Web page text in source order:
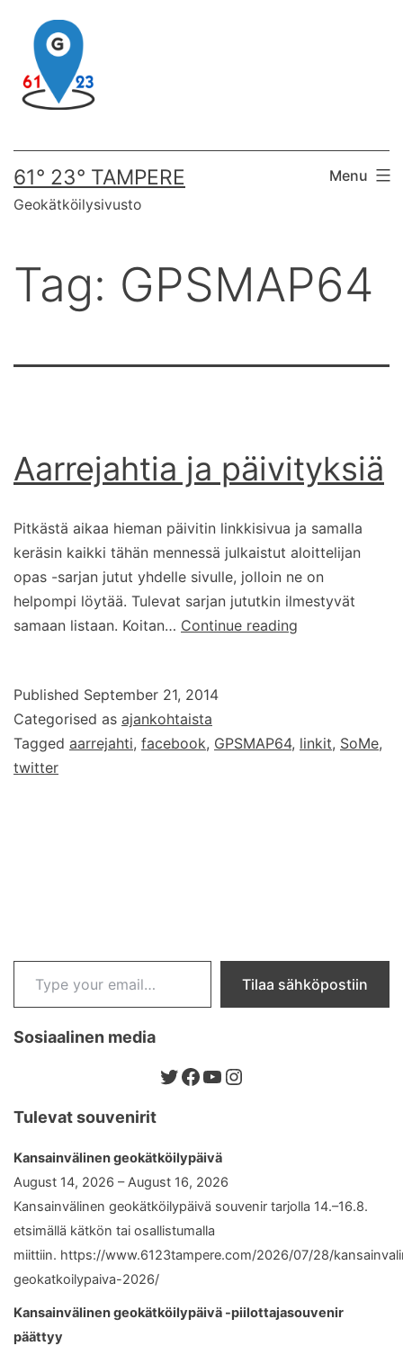
content
61° 23° TAMPERE
Geokätköilysivusto
Menu
Tag: GPSMAP64
Aarrejahtia ja päivityksiä
Pitkästä aikaa hieman päivitin linkkisivua ja samalla
keräsin kaikki tähän mennessä julkaistut aloittelijan
opas -sarjan jutut yhdelle sivulle, jolloin ne on
helpompi löytää. Tulevat sarjan jututkin ilmestyvät
samaan listaan. Koitan… Continue reading
Published September 21, 2014
Categorised as ajankohtaista
Tagged aarrejahti, facebook, GPSMAP64, linkit, SoMe,
twitter
Type your email…
Tilaa sähköpostiin
Sosiaalinen media
Twitter
Facebook
YouTube
Instagram
Tulevat souvenirit
Kansainvälinen geokätköilypäivä
August 14, 2026 – August 16, 2026
Kansainvälinen geokätköilypäivä souvenir tarjolla 14.–16.8.
etsimällä kätkön tai osallistumalla
miittiin. https://www.6123tampere.com/2026/07/28/
geokatkoilypaiva-2026/
Kansainvälinen geokätköilypäivä -piilottajasouvenir
päättyy